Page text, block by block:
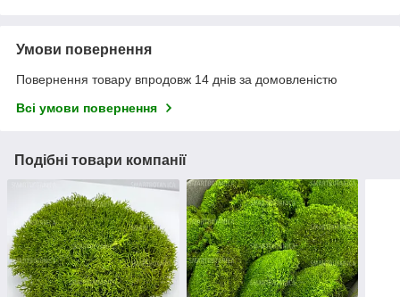
Умови повернення
Повернення товару впродовж 14 днів за домовленістю
Всі умови повернення
Подібні товари компанії